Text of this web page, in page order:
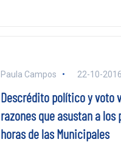
Paula Campos 22-10-2016
Descrédito político y voto
razones que asustan a los
horas de las Municipales